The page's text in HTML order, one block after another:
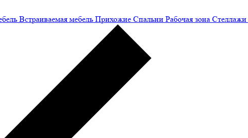
Встраиваемая мебель Прихожие Спальни Рабочая зона Стеллажи